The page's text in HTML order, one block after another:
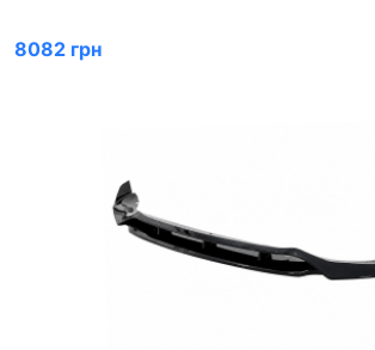
8082 грн